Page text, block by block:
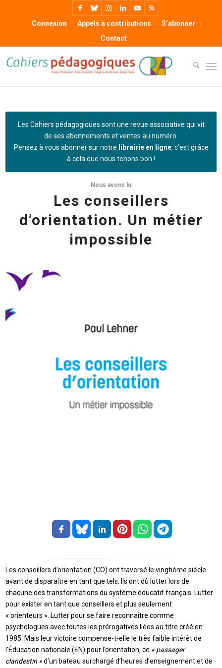
Connexion Appels à contributions
S’abonner
Contact
Les Cahiers pédagogiques sont une revue associative qui vit
de ses abonnements et ventes au numéro.
Pensez à vous abonner sur notre librairie en ligne, c’est grâce
à cela que nous tenons bon !
Nous avons lu
Les conseillers
d’orientation. Un métier
impossible
Les conseillers d’orientation (CO) ont traversé le vingtième siècle
avant de disparaître en tant que tels. Ils ont dû lutter lors de
chacune des transformations du système éducatif français. Lutter
pour exister en tant que conseillers et plus seulement
« orienteurs ». Lutter pour se faire reconnaître comme
psychologues avec toutes les prérogatives liées au titre créé en
1985. Mais leur victoire compense-t-elle le très faible intérêt de
l’Éducation nationale (EN) pour l’orientation, ce « passager
clandestin »d’un bateau surchargé d’heures d’enseignement et de